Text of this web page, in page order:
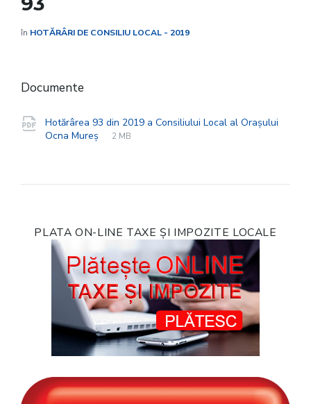
în HOTĂRÂRI DE CONSILIU LOCAL - 2019
Documente
Hotărârea 93 din 2019 a Consiliului Local al Orașului
Ocna Mureș
File
pdf
File
2 MB
PLATA ON-LINE TAXE ȘI IMPOZITE LOCALE